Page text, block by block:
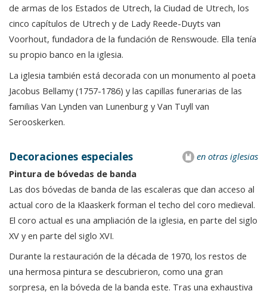
de armas de los Estados de Utrech, la Ciudad de Utrech, los
cinco capítulos de Utrech y de Lady Reede-Duyts van
Voorhout, fundadora de la fundación de Renswoude. Ella tenía
su propio banco en la iglesia.
La iglesia también está decorada con un monumento al poeta
Jacobus Bellamy (1757-1786) y las capillas funerarias de las
familias Van Lynden van Lunenburg y Van Tuyll van
Serooskerken.
en otras iglesias
Decoraciones especiales
Pintura de bóvedas de banda
Las dos bóvedas de banda de las escaleras que dan acceso al
actual coro de la Klaaskerk forman el techo del coro medieval.
El coro actual es una ampliación de la iglesia, en parte del siglo
XV y en parte del siglo XVI.
Durante la restauración de la década de 1970, los restos de
una hermosa pintura se descubrieron, como una gran
sorpresa, en la bóveda de la banda este. Tras una exhaustiva